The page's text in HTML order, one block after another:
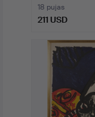
18 pujas
211 USD